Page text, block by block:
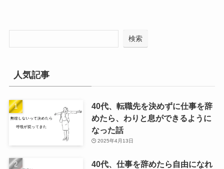
検索
人気記事
40代、転職先を決めずに仕事を辞
めたら、わりと息ができるように
なった話
2025年4月13日
40代、仕事を辞めたら自由になれ